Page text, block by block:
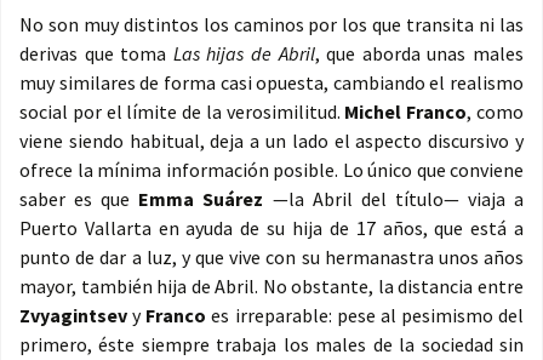
No son muy distintos los caminos por los que transita ni las
derivas que toma Las hijas de Abril, que aborda unas males
muy similares de forma casi opuesta, cambiando el realismo
social por el límite de la verosimilitud. Michel Franco, como
viene siendo habitual, deja a un lado el aspecto discursivo y
ofrece la mínima información posible. Lo único que conviene
saber es que Emma Suárez —la Abril del título— viaja a
Puerto Vallarta en ayuda de su hija de 17 años, que está a
punto de dar a luz, y que vive con su hermanastra unos años
mayor, también hija de Abril. No obstante, la distancia entre
Zvyagintsev y Franco es irreparable: pese al pesimismo del
primero, éste siempre trabaja los males de la sociedad sin